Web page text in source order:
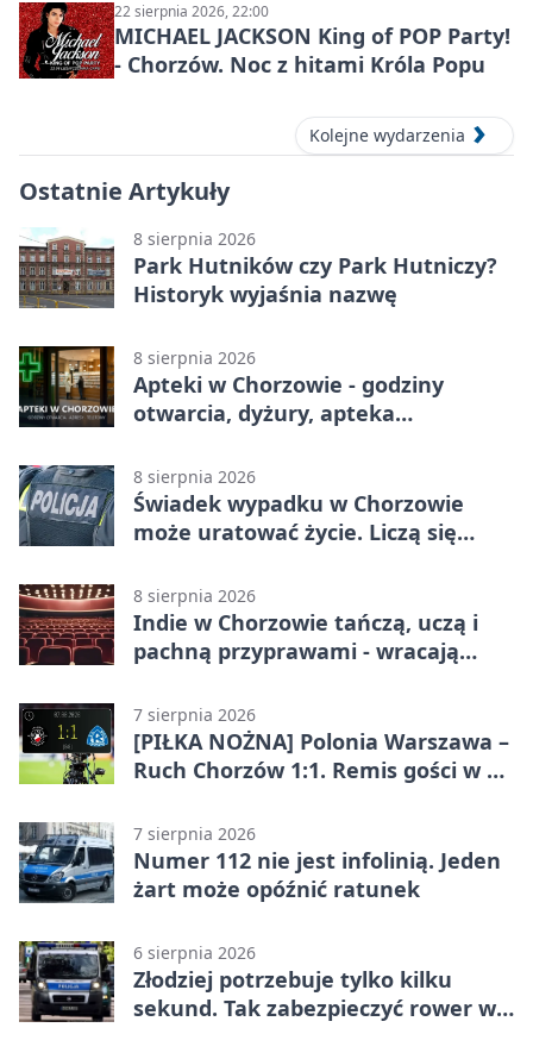
22 sierpnia 2026, 22:00
MICHAEL JACKSON King of POP Party!
- Chorzów. Noc z hitami Króla Popu
Kolejne wydarzenia
Ostatnie Artykuły
8 sierpnia 2026
Park Hutników czy Park Hutniczy?
Historyk wyjaśnia nazwę
8 sierpnia 2026
Apteki w Chorzowie - godziny
otwarcia, dyżury, apteka
8 sierpnia 2026
Świadek wypadku w Chorzowie
może uratować życie. Liczą się
8 sierpnia 2026
Indie w Chorzowie tańczą, uczą i
pachną przyprawami - wracają
7 sierpnia 2026
[PIŁKA NOŻNA] Polonia Warszawa –
Ruch Chorzów 1:1. Remis gości w 3.
7 sierpnia 2026
Numer 112 nie jest infolinią. Jeden
żart może opóźnić ratunek
6 sierpnia 2026
Złodziej potrzebuje tylko kilku
sekund. Tak zabezpieczyć rower w